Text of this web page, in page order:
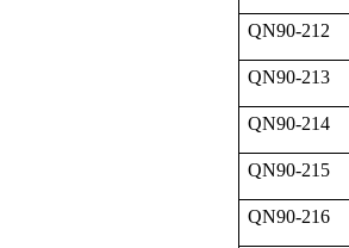
QN90-212
QN90-213
QN90-214
QN90-215
QN90-216